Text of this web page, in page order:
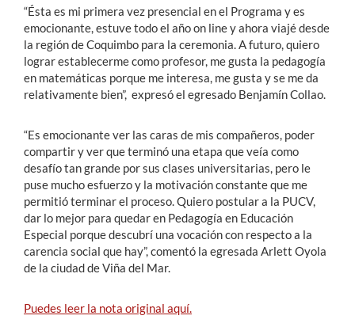
“Ésta es mi primera vez presencial en el Programa y es
emocionante, estuve todo el año on line y ahora viajé desde
la región de Coquimbo para la ceremonia. A futuro, quiero
lograr establecerme como profesor, me gusta la pedagogía
en matemáticas porque me interesa, me gusta y se me da
relativamente bien”, expresó el egresado Benjamín Collao.
“Es emocionante ver las caras de mis compañeros, poder
compartir y ver que terminó una etapa que veía como
desafío tan grande por sus clases universitarias, pero le
puse mucho esfuerzo y la motivación constante que me
permitió terminar el proceso. Quiero postular a la PUCV,
dar lo mejor para quedar en Pedagogía en Educación
Especial porque descubrí una vocación con respecto a la
carencia social que hay”, comentó la egresada Arlett Oyola
de la ciudad de Viña del Mar.
Puedes leer la nota original aquí.